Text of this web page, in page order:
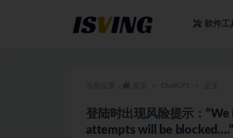
软件工
登陆时出现风险提示：
attempts will be